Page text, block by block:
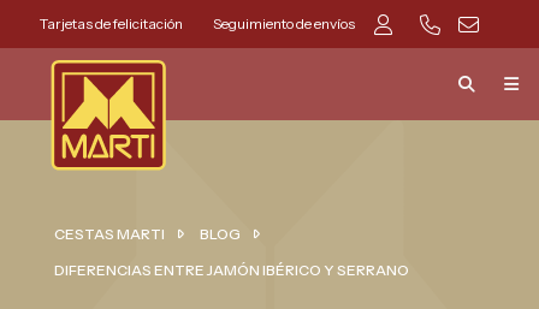
Tarjetas de felicitación Seguimiento de envíos
CESTAS MARTI
BLOG
DIFERENCIAS ENTRE JAMÓN IBÉRICO Y SERRANO